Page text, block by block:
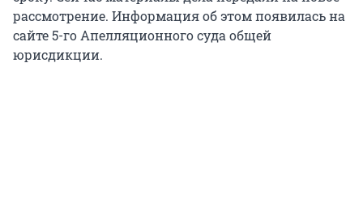
рассмотрение. Информация об этом появилась на
сайте 5-го Апелляционного суда общей
юрисдикции.